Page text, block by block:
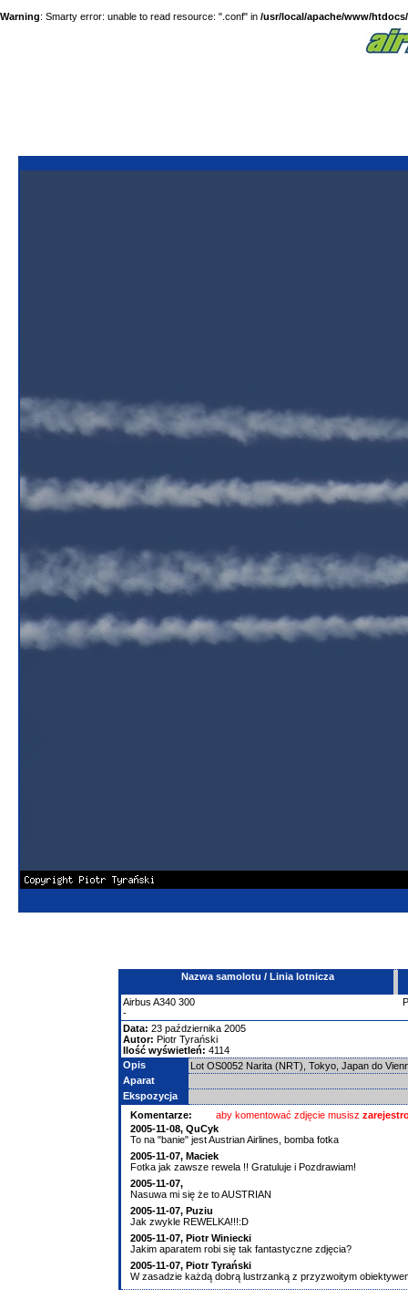
Warning: Smarty error: unable to read resource: ".conf" in /usr/local/apache/www/
Nazwa samolotu / Linia lotnicza
Airbus A340 300
-
Data: 23 października 2005
Autor: Piotr Tyrański
Ilość wyświetleń: 4114
Opis
Lot OS0052 Narita (NRT), Tokyo, Japan do
Aparat
Ekspozycja
Komentarze:
aby komentować zdjęcie musisz
2005-11-08, QuCyk
To na "banie" jest Austrian Airlines, bomba fotka
2005-11-07, Maciek
Fotka jak zawsze rewela !! Gratuluje i Pozdrawiam!
2005-11-07,
Nasuwa mi się że to AUSTRIAN
2005-11-07, Puziu
Jak zwykle REWELKA!!!:D
2005-11-07, Piotr Winiecki
Jakim aparatem robi się tak fantastyczne zdjęcia?
2005-11-07, Piotr Tyrański
W zasadzie każdą dobrą lustrzanką z przyzwoitym